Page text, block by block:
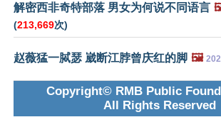
解密西非奇特部落 男女为何说不同语言
(213,669次)
赵薇猛一脦瑟 崴断江脖曾庆红的脚 🖼️
Copyright© RMB Public
All Rights Reserved